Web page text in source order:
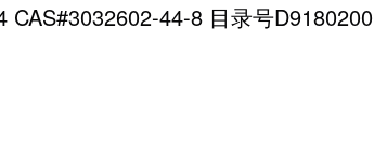
RNK08954 CAS#3032602-44-8 目录号D9180200